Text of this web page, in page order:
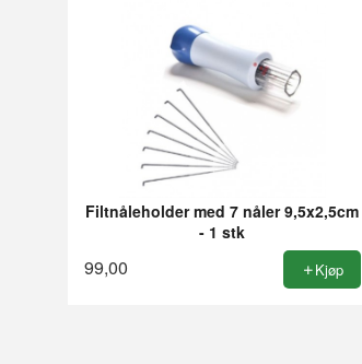
Filtnåleholder med 7 nåler 9,5x2,5cm
- 1 stk
99,00 Kjøp